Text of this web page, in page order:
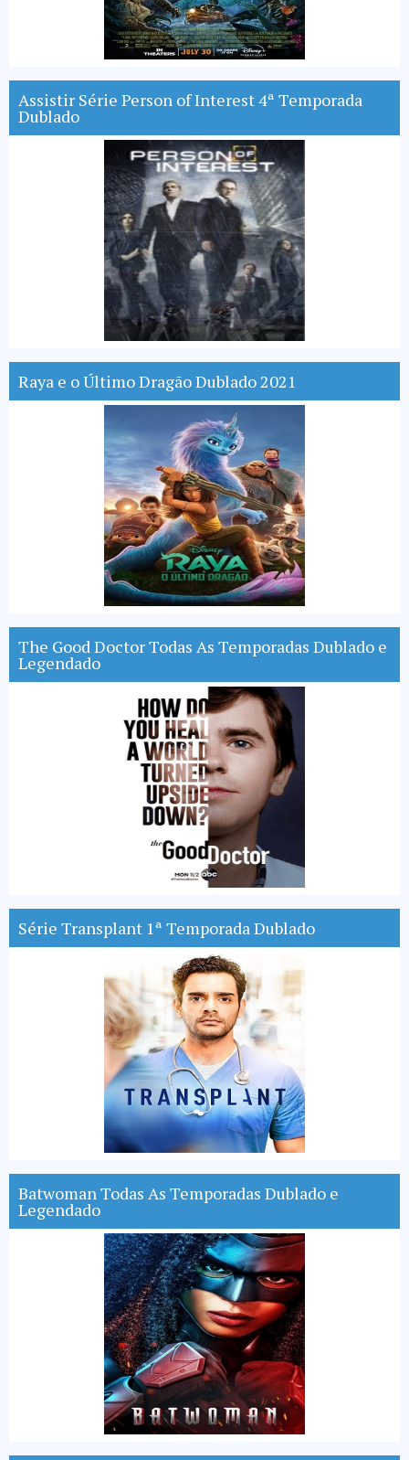
Assistir Série Person of Interest 4ª Temporada
Dublado
Raya e o Último Dragão Dublado 2021
The Good Doctor Todas As Temporadas Dublado e
Legendado
Série Transplant 1ª Temporada Dublado
Batwoman Todas As Temporadas Dublado e
Legendado